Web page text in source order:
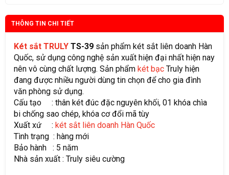
THÔNG TIN CHI TIẾT
Két sắt TRULY TS-39 sản phẩm két sắt liên doanh Hàn
Quốc, sử dụng công nghệ sản xuất hiện đại nhất hiện nay
nên vô cùng chất lượng. Sản phẩm két bạc Truly hiện
đang được nhiều người dùng tin chọn để cho gia đình
văn phòng sử dụng.
Cấu tạo : thân két đúc đặc nguyên khối, 01 khóa chìa
bi chống sao chép, khóa cơ đổi mã tùy
Xuất xứ : két sắt liên doanh Hàn Quốc
Tình trạng : hàng mới
Bảo hành : 5 năm
Nhà sản xuất : Truly siêu cường